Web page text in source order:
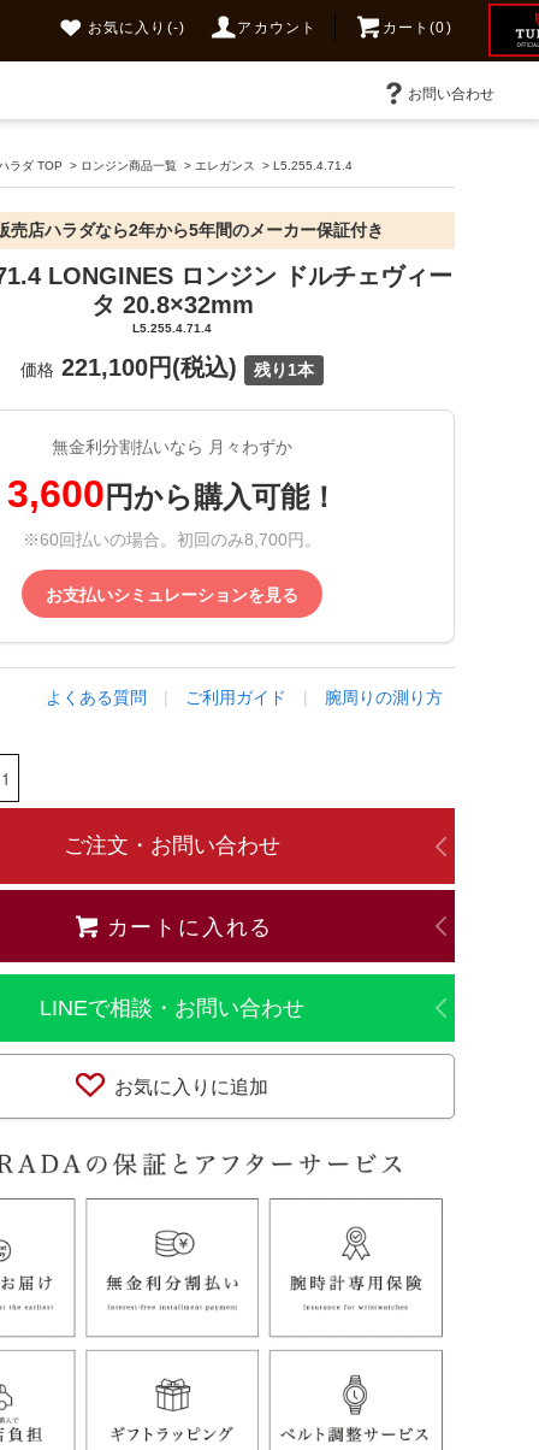
お気に入り (-) アカウント カート(0)
お問い合わせ
ラダ TOP > ロンジン商品一覧 >エレガンス >L5.255.4.71.4
売店ハラダなら2年から5年間のメーカー保証付き
LONGINES ロンジン ドルチェヴィー
タ 20.8×32mm
L5.255.4.71.4
価格 221,100円(税込) 残り1本
無金利分割払いなら 月々わずか
3,600 円から購入可能！
※60回払いの場合。初回のみ8,700円。
お支払いシミュレーションを見る
よくある質問 | ご利用ガイド | 腕周りの測り方
ご注文・お問い合わせ
カートに入れる
LINEで相談・お問い合わせ
お気に入りに追加